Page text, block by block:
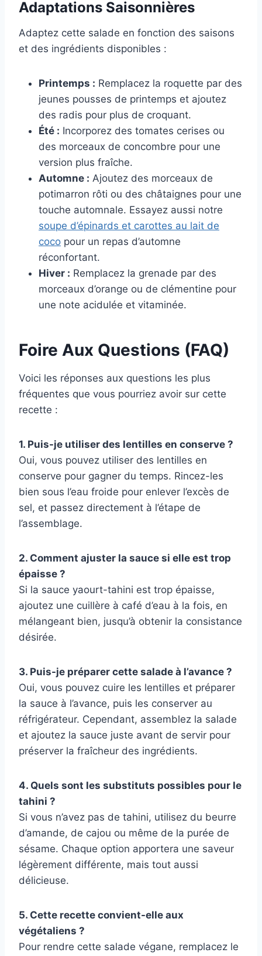
Adaptations Saisonnières
Adaptez cette salade en fonction des saisons
et des ingrédients disponibles :
Printemps : Remplacez la roquette par des
jeunes pousses de printemps et ajoutez
des radis pour plus de croquant.
Été : Incorporez des tomates cerises ou
des morceaux de concombre pour une
version plus fraîche.
Automne : Ajoutez des morceaux de
potimarron rôti ou des châtaignes pour une
touche automnale. Essayez aussi notre
soupe d’épinards et carottes au lait de
coco pour un repas d’automne
réconfortant.
Hiver : Remplacez la grenade par des
morceaux d’orange ou de clémentine pour
une note acidulée et vitaminée.
Foire Aux Questions (FAQ)
Voici les réponses aux questions les plus
fréquentes que vous pourriez avoir sur cette
recette :
1. Puis-je utiliser des lentilles en conserve ?
Oui, vous pouvez utiliser des lentilles en
conserve pour gagner du temps. Rincez-les
bien sous l’eau froide pour enlever l’excès de
sel, et passez directement à l’étape de
l’assemblage.
2. Comment ajuster la sauce si elle est trop
épaisse ?
Si la sauce yaourt-tahini est trop épaisse,
ajoutez une cuillère à café d’eau à la fois, en
mélangeant bien, jusqu’à obtenir la consistance
désirée.
3. Puis-je préparer cette salade à l’avance ?
Oui, vous pouvez cuire les lentilles et préparer
la sauce à l’avance, puis les conserver au
réfrigérateur. Cependant, assemblez la salade
et ajoutez la sauce juste avant de servir pour
préserver la fraîcheur des ingrédients.
4. Quels sont les substituts possibles pour le
tahini ?
Si vous n’avez pas de tahini, utilisez du beurre
d’amande, de cajou ou même de la purée de
sésame. Chaque option apportera une saveur
légèrement différente, mais tout aussi
délicieuse.
5. Cette recette convient-elle aux
végétaliens ?
Pour rendre cette salade végane, remplacez le